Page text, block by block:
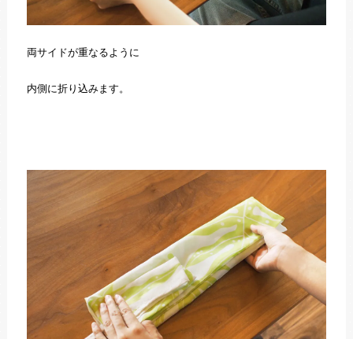
両サイドが重なるように
内側に折り込みます。